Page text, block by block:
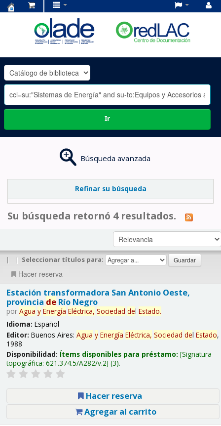
OLADE
-
Ir
Búsqueda avanzada
Refinar su búsqueda
Su búsqueda retornó 4 resultados.
| | Seleccionar títulos para:
Hacer reserva
Estación transformadora San Antonio Oeste,
provincia deRío Negro
por Agua y Energía Eléctrica, Sociedad del Estado.
Idioma: Español
Editor: Buenos Aires: Agua y Energía Eléctrica, Sociedad del Estado,
1988
Disponibilidad: Ítems disponibles para préstamo: Signatura
topográfica: 621.374.5/A282/v.2 (3).
Hacer reserva
Agregar al carrito